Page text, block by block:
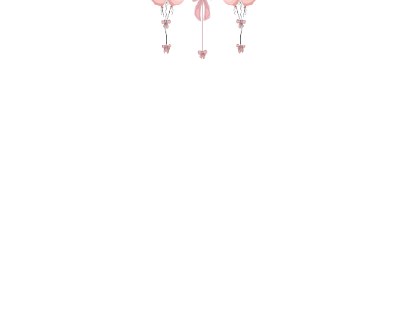
Прозрачный кристалл 35-40 см (Бельгия)